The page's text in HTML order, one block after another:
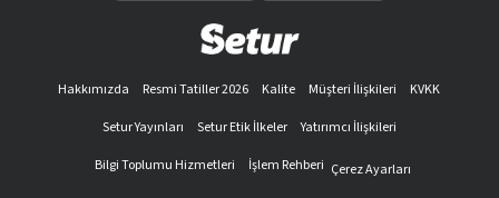
Hakkımızda Resmi Tatiller 2026 Kalite Müşteri İlişkileri
KVKK
Setur Yayınları
Setur Etik İlkeler
Yatırımcı İlişkileri
Bilgi Toplumu Hizmetleri
İşlem Rehberi Çerez Ayarları